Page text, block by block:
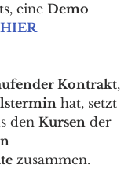
eine Demo
HIER
Kontrakt,
hat, setzt
den Kursen der
zusammen.